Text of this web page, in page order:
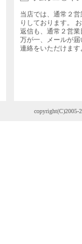
当店では、通常２
りしております。
返信も、通常２営
万が一、メールが
連絡をいただけま
copyright(C)2005-